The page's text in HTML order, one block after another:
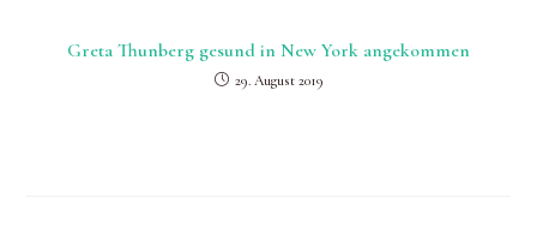
Greta Thunberg gesund in New York angekommen
29. August 2019